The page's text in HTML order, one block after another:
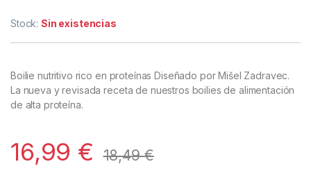
Boilies, Cebos
Misel Zadravec Boilies Hi-Protein
Referencia del Proveedor: 22628P20